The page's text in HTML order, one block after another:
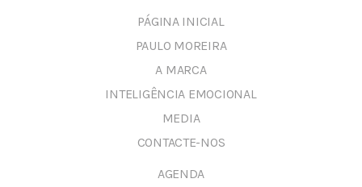
PÁGINA INICIAL
PAULO MOREIRA
A MARCA
INTELIGÊNCIA EMOCIONAL
MEDIA
CONTACTE-NOS
AGENDA